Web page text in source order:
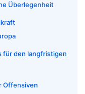
Überlegenheit
für den langfristigen
Offensiven